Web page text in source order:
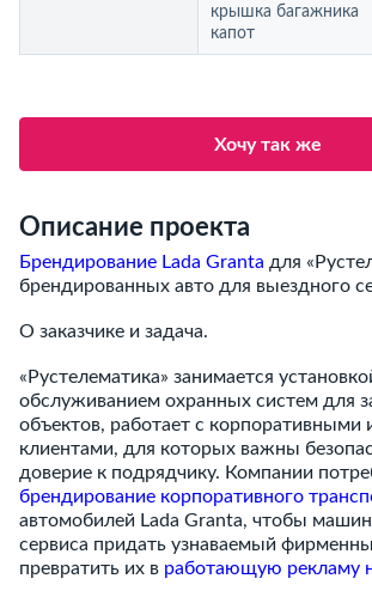
крышка багажника
капот
Хочу так же
Описание проекта
Брендирование Lada Granta для
брендированных авто для выездного
О заказчике и задача.
«Рустелематика» занимается
обслуживанием охранных систем для
объектов, работает с корпоративными
клиентами, для которых важны
доверие к подрядчику. Компании
брендирование корпоративного
автомобилей Lada Granta, чтобы
сервиса придать узнаваемый
превратить их в работающую рекламу